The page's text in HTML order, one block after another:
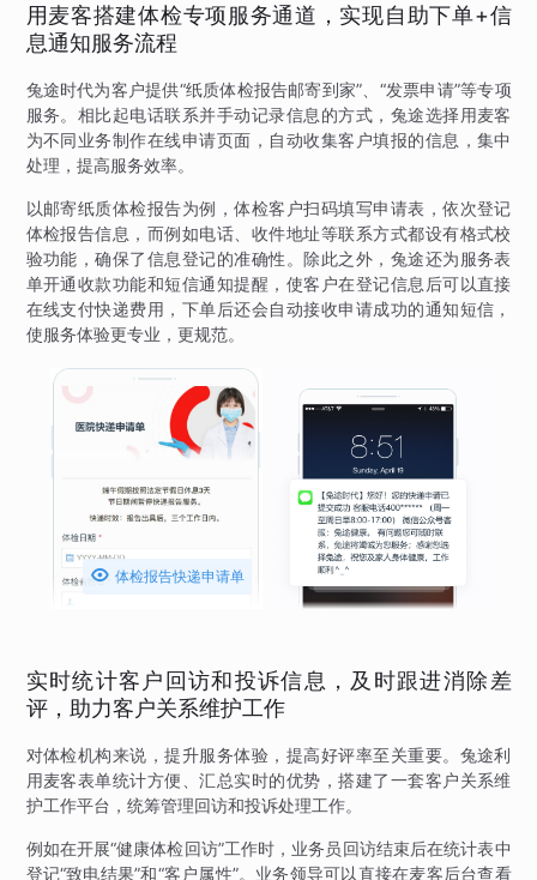
用麦客搭建体检专项服务通道，实现自助下单+信
息通知服务流程
兔途时代为客户提供“纸质体检报告邮寄到家”、“发票申请”等专项
服务。相比起电话联系并手动记录信息的方式，兔途选择用麦客
为不同业务制作在线申请页面，自动收集客户填报的信息，集中
处理，提高服务效率。
以邮寄纸质体检报告为例，体检客户扫码填写申请表，依次登记
体检报告信息，而例如电话、收件地址等联系方式都设有格式校
验功能，确保了信息登记的准确性。除此之外，兔途还为服务表
单开通收款功能和短信通知提醒，使客户在登记信息后可以直接
在线支付快递费用，下单后还会自动接收申请成功的通知短信，
使服务体验更专业，更规范。
 体检报告快递申请单
实时统计客户回访和投诉信息，及时跟进消除差
评，助力客户关系维护工作
对体检机构来说，提升服务体验，提高好评率至关重要。兔途利
用麦客表单统计方便、汇总实时的优势，搭建了一套客户关系维
护工作平台，统筹管理回访和投诉处理工作。
例如在开展“健康体检回访”工作时，业务员回访结束后在统计表中
登记“致电结果”和“客户属性”。业务领导可以直接在麦客后台查看